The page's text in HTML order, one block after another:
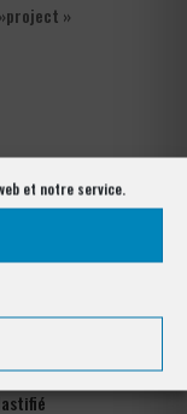
et notre service.
»